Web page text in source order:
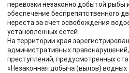
перевозки незаконно добытой рыбы
обеспечение беспрепятственного
нереста за счет освобождения
установленных сетей.
На территории края
административных
преступлений, предусмотренных
«Незаконная добыча (вылов) водных